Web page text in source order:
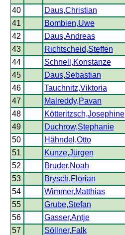
40 Daus,Christian
41
Bombien,Uwe
42
Daus,Andreas
43
Richtscheid,Steffen
44
Schnell,Konstanze
45
Daus,Sebastian
46
Tauchnitz,Viktoria
47
Malreddy,Pavan
48
Kötteritzsch,Josephine
49
Duchrow,Stephanie
50
Hähndel,Otto
51
Kunze,Jürgen
52
Bruder,Noah
53
Brysch,Florian
54
Wimmer,Matthias
55
Grube,Stefan
56
Gasser,Antje
57
Söllner,Falk